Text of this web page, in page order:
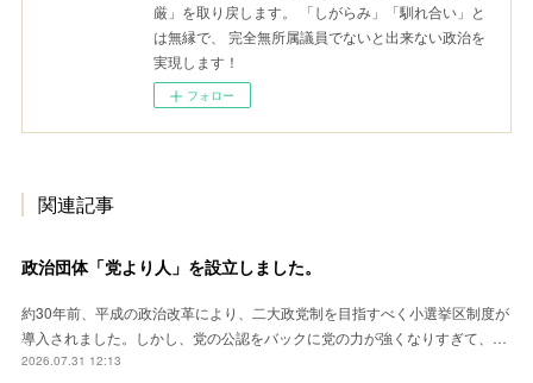
厳」を取り戻します。 「しがらみ」「馴れ合い」と
は無縁で、 完全無所属議員でないと出来ない政治を
実現します！
フォロー
関連記事
政治団体「党より人」を設立しました。
約30年前、平成の政治改革により、二大政党制を目指すべく小選挙区制度が
導入されました。しかし、党の公認をバックに党の力が強くなりすぎて、…
2026.07.31 12:13